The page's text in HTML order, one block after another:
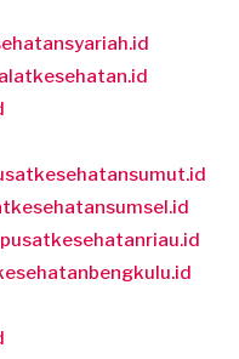
pusatkesehatanriau.id